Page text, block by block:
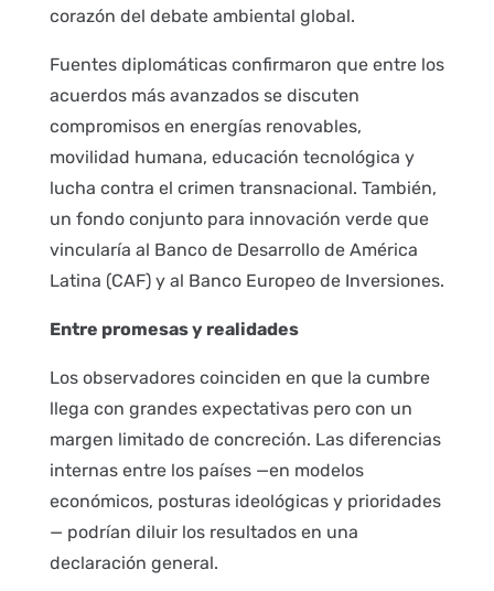
corazón del debate ambiental global.
Fuentes diplomáticas confirmaron que entre los
acuerdos más avanzados se discuten
compromisos en energías renovables,
movilidad humana, educación tecnológica y
lucha contra el crimen transnacional. También,
un fondo conjunto para innovación verde que
vincularía al Banco de Desarrollo de América
Latina (CAF) y al Banco Europeo de Inversiones.
Entre promesas y realidades
Los observadores coinciden en que la cumbre
llega con grandes expectativas pero con un
margen limitado de concreción. Las diferencias
internas entre los países —en modelos
económicos, posturas ideológicas y prioridades
— podrían diluir los resultados en una
declaración general.